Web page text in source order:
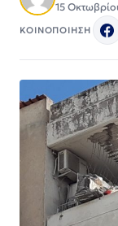
15
ΚΟΙΝΟΠΟΙΗΣΗ